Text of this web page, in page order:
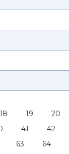
18 19 20
41 42
63 64